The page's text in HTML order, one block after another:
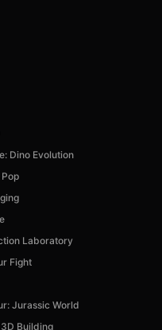
Dino Evolution
Laboratory
Fight
Jurassic World
Building